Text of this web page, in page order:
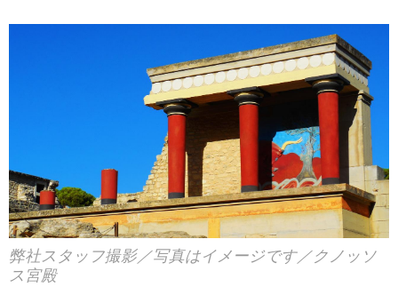
弊社スタッフ撮影／写真はイメージです／クノッソ
ス宮殿